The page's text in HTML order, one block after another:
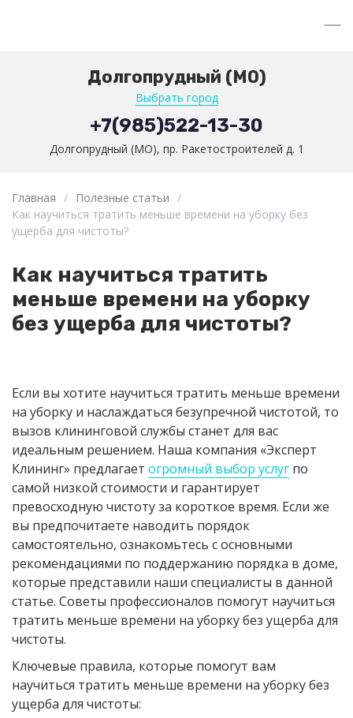
Долгопрудный (МО)
Выбрать город
+7(985)522-13-30
Долгопрудный (МО), пр. Ракетостроителей д. 1
Главная / Полезные статьи /
Как научиться тратить меньше времени на уборку без
ущерба для чистоты?
Как научиться тратить
меньше времени на уборку
без ущерба для чистоты?
Если вы хотите научиться тратить меньше времени
на уборку и наслаждаться безупречной чистотой, то
вызов клининговой службы станет для вас
идеальным решением. Наша компания «Эксперт
Клининг» предлагает огромный выбор услуг по
самой низкой стоимости и гарантирует
превосходную чистоту за короткое время. Если же
вы предпочитаете наводить порядок
самостоятельно, ознакомьтесь с основными
рекомендациями по поддержанию порядка в доме,
которые представили наши специалисты в данной
статье. Советы профессионалов помогут научиться
тратить меньше времени на уборку без ущерба для
чистоты.
Ключевые правила, которые помогут вам
научиться тратить меньше времени на уборку без
ущерба для чистоты: